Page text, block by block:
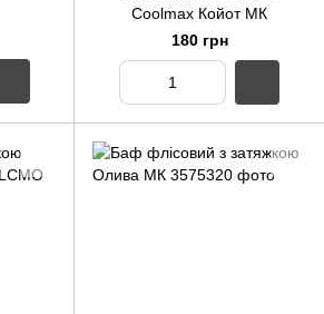
Coolmax Койот МК
180 грн